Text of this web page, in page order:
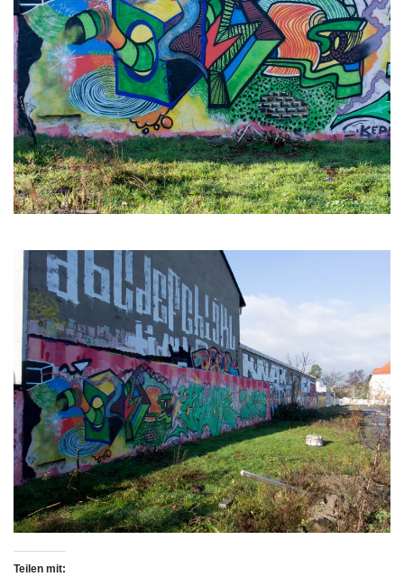
Teilen mit: